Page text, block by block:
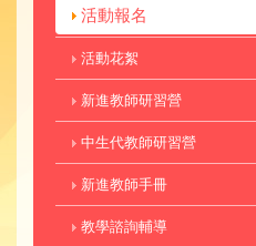
活動報名
活動花絮
新進教師研習營
中生代教師研習營
新進教師手冊
教學諮詢輔導